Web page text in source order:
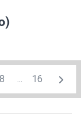
8 ... 16